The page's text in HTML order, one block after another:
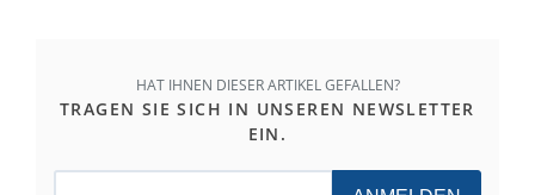
HAT IHNEN DIESER ARTIKEL GEFALLEN?
TRAGEN SIE SICH IN UNSEREN NEWSLETTER
EIN.